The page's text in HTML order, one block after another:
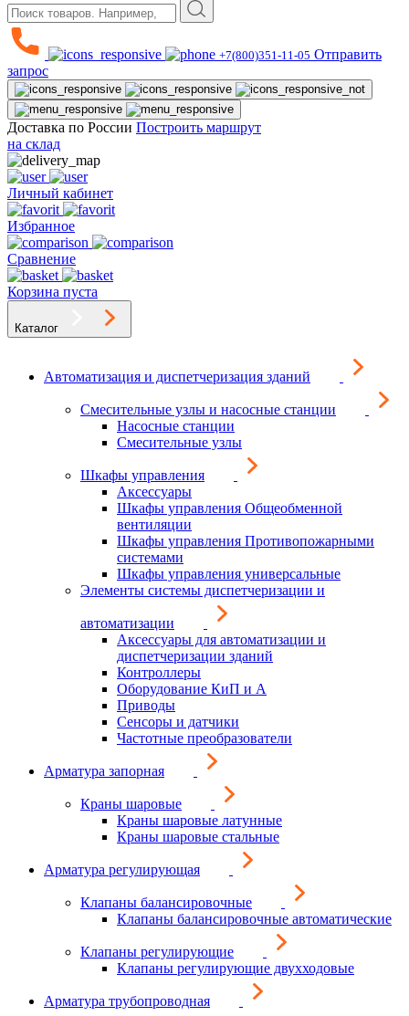
+7(800)351-11-05 Отправить
запрос
Доставка по России Построить маршрут
на склад
Личный кабинет
Избранное
Сравнение
Корзина пуста
Каталог
Автоматизация и диспетчеризация зданий
Смесительные узлы и насосные станции
Насосные станции
Смесительные узлы
Шкафы управления
Аксессуары
Шкафы управления Общеобменной
вентиляции
Шкафы управления Противопожарными
системами
Шкафы управления универсальные
Элементы системы диспетчеризации и
автоматизации
Аксессуары для автоматизации и
диспетчеризации зданий
Контроллеры
Оборудование КиП и А
Приводы
Сенсоры и датчики
Частотные преобразователи
Арматура запорная
Краны шаровые
Краны шаровые латунные
Краны шаровые стальные
Арматура регулирующая
Клапаны балансировочные
Клапаны балансировочные автоматические
Клапаны регулирующие
Клапаны регулирующие двухходовые
Арматура трубопроводная